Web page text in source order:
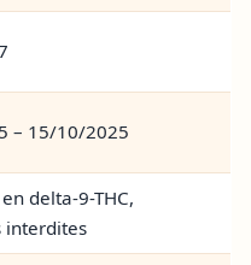
– 15/10/2025
delta-9-THC,
interdites